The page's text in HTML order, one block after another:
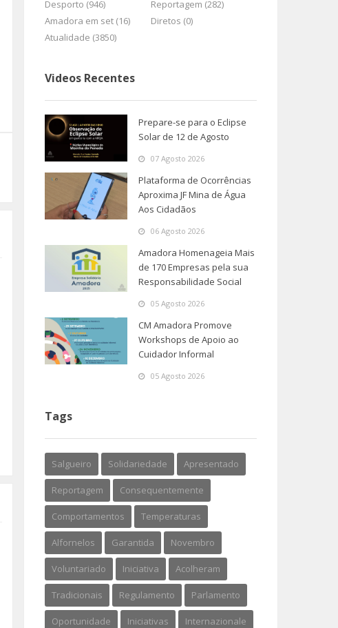
Desporto (946)
Reportagem (282)
Amadora em set (16)
Diretos (0)
Atualidade (3850)
Videos Recentes
Prepare-se para o Eclipse
Solar de 12 de Agosto
07 Agosto 2026
Plataforma de Ocorrências
Aproxima JF Mina de Água
Aos Cidadãos
06 Agosto 2026
Amadora Homenageia Mais
de 170 Empresas pela sua
Responsabilidade Social
05 Agosto 2026
CM Amadora Promove
Workshops de Apoio ao
Cuidador Informal
05 Agosto 2026
Tags
Salgueiro Solidariedade Apresentado
Reportagem Consequentemente
Comportamentos Temperaturas
Alfornelos Garantida Novembro
Voluntariado Iniciativa Acolheram
Tradicionais Regulamento Parlamento
Oportunidade Iniciativas Internazionale